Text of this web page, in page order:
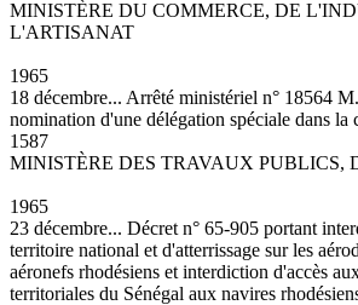
MINISTÈRE DU COMMERCE, DE
L'ARTISANAT
1965
18 décembre... Arrêté ministériel n° 18564
nomination d'une délégation spéciale dans la
1587
MINISTÈRE DES TRAVAUX PUBLICS,
1965
23 décembre... Décret n° 65-905 portant
territoire national et d'atterrissage sur les
aéronefs rhodésiens et interdiction d'accès
territoriales du Sénégal aux navires